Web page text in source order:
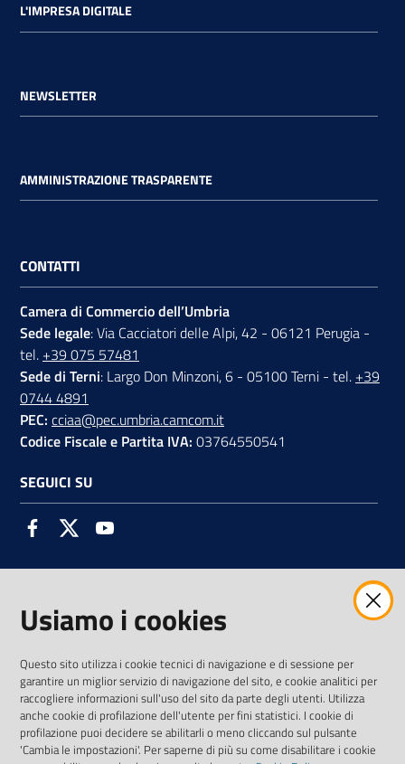
L'IMPRESA DIGITALE
NEWSLETTER
AMMINISTRAZIONE TRASPARENTE
CONTATTI
Camera di Commercio dell’Umbria
Sede legale: Via Cacciatori delle Alpi, 42 - 06121 Perugia -
tel. +39 075 57481
Sede di Terni: Largo Don Minzoni, 6 - 05100 Terni - tel. +39
0744 4891
PEC: cciaa@pec.umbria.camcom.it
Codice Fiscale e Partita IVA: 03764550541
SEGUICI SU
FacebookTwitter
AMMINISTRAZIONE TRASPARENTE INTERCAM S.C.A.R.L.
Vai alla pagina
Media Policy
Usiamo i cookies
Questo sito utilizza i cookie tecnici di navigazione e di sessione per
garantire un miglior servizio di navigazione del sito, e cookie analitici per
raccogliere informazioni sull'uso del sito da parte degli utenti. Utilizza
anche cookie di profilazione dell'utente per fini statistici. I cookie di
profilazione puoi decidere se abilitarli o meno cliccando sul pulsante
'Cambia le impostazioni'. Per saperne di più su come disabilitare i cookie